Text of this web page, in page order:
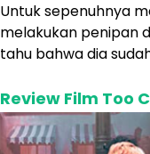
Untuk sepenuhnya
melakukan penipan
tahu bahwa dia
Review Film Too